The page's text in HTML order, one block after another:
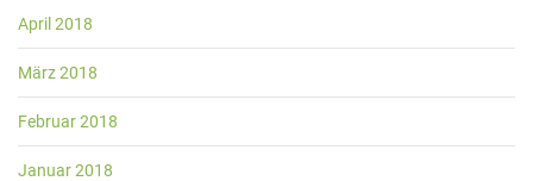
April 2018
März 2018
Februar 2018
Januar 2018